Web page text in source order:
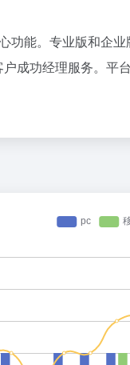
能。专业版和企
成功经理服务。